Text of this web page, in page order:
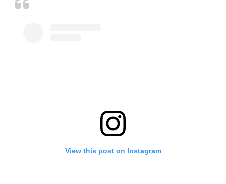
View this post on Instagram